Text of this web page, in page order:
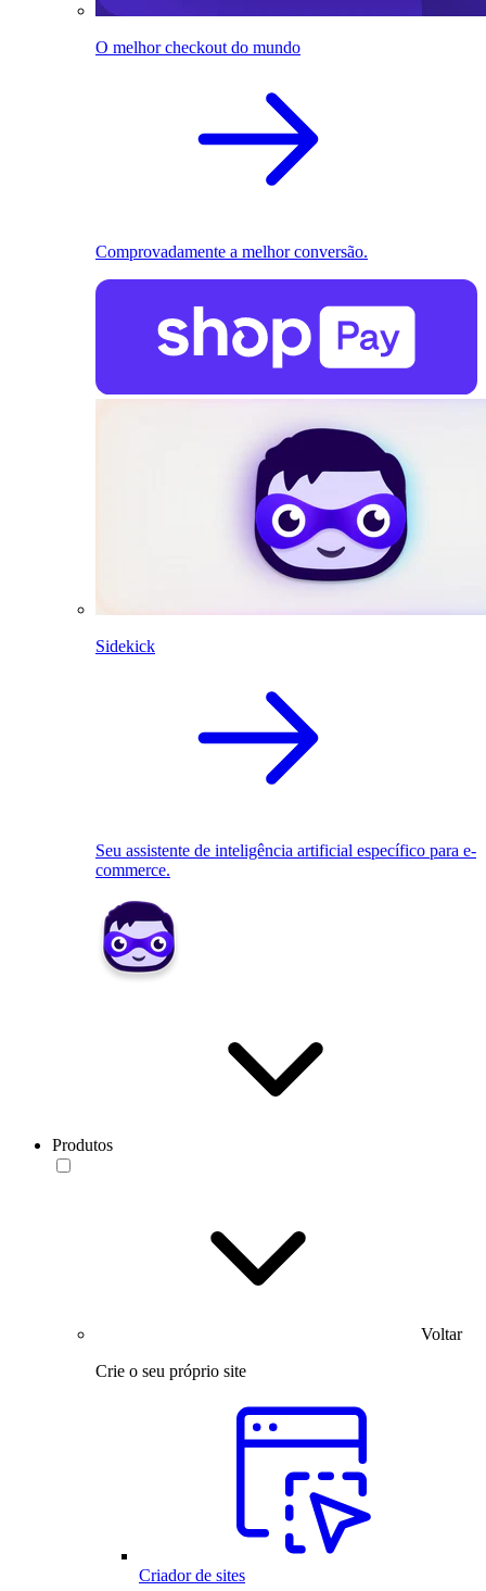
O melhor checkout do mundo
Comprovadamente a melhor conversão.
Sidekick
Seu assistente de inteligência artificial específico para e-
commerce.
Produtos
Voltar
Crie o seu próprio site
Criador de sites